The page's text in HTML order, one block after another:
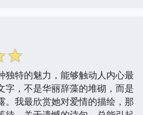
☆
独特的魅力，能够触动人内心最
字，不是华丽辞藻的堆砌，而是
。我最欣赏她对爱情的描绘，那